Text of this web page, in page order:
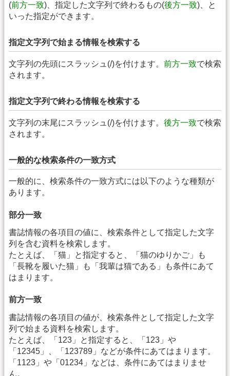
(前方一致)、指定した文字列で終わるもの(後方一致)、と
いった指定ができます。
指定文字列で始まる情報を検索する
文字列の先頭にスラッシュ(/)を付けます。 前方一致で検索
されます。
指定文字列で終わる情報を検索する
文字列の末尾にスラッシュ(/)を付けます。 後方一致で検索
されます。
一般的な検索条件の一致方式
一般的に、検索条件の一致方式には以下のような種類が
あります。
部分一致
書誌情報の各項目の値に、検索条件として指定した文字
列を含む資料を検索します。
たとえば、「猫」と指定すると、「猫のゆりかご」も
「長靴を履いた猫」も「我輩は猫である」も条件にあて
はまります。
前方一致
書誌情報の各項目の値が、検索条件として指定した文字
列で始まる資料を検索します。
たとえば、「123」と指定すると、「123」や
「12345」、「123789」などが条件にあてはまります。
「1123」や「01234」などは、条件にあてはまりませ
ん。